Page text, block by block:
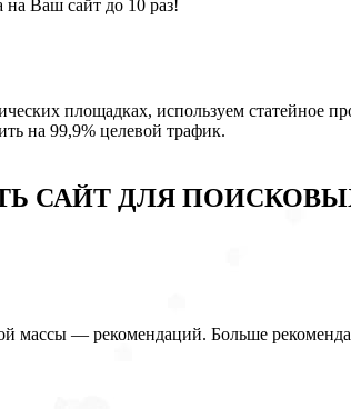
на Ваш сайт до 10 раз!
площадках, используем
на 99,9% целевой трафик.
САЙТ ДЛЯ
массы — рекомендаций. Больше